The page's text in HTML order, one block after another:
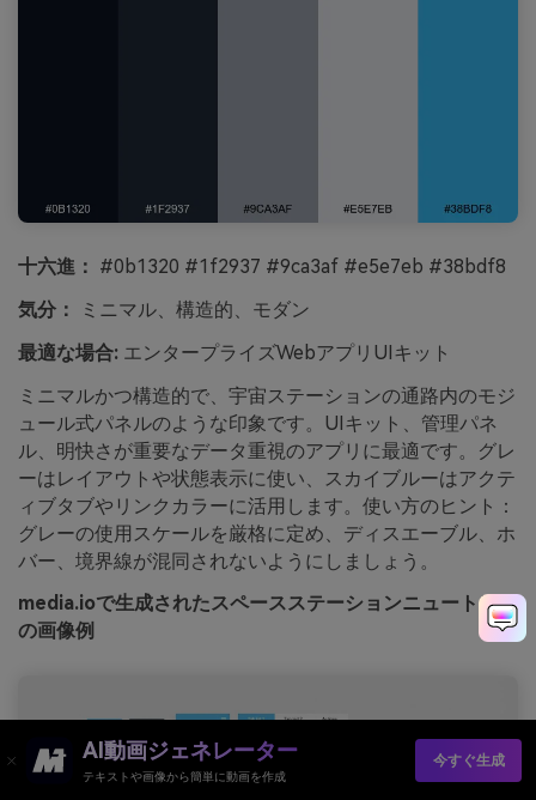
十六進： #0b1320 #1f2937 #9ca3af #e5e7eb #38bdf8
気分：
ミニマル、構造的、モダン
最適な場合: エンタープライズWebアプリUIキット
ミニマルかつ構造的で、宇宙ステーションの通路内のモジ
ュール式パネルのような印象です。UIキット、管理パネ
ル、明快さが重要なデータ重視のアプリに最適です。グレ
ーはレイアウトや状態表示に使い、スカイブルーはアクテ
ィブタブやリンクカラーに活用します。使い方のヒント：
グレーの使用スケールを厳格に定め、ディスエーブル、ホ
バー、境界線が混同されないようにしましょう。
media.ioで生成されたスペースステーションニュートラル
の画像例
AI動画ジェネレーター
テキストや画像から簡単に動画を作成
今すぐ生成